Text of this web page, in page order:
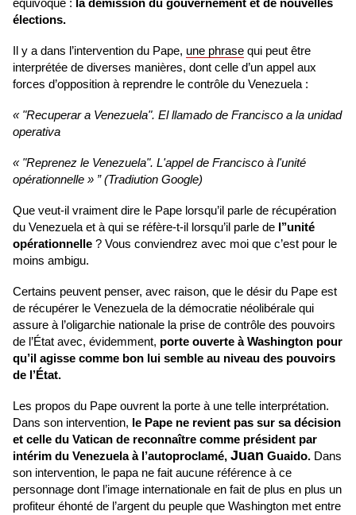
équivoque : la démission du gouvernement et de nouvelles
élections.
Il y a dans l’intervention du Pape, une phrase qui peut être
interprétée de diverses manières, dont celle d’un appel aux
forces d’opposition à reprendre le contrôle du Venezuela :
« "Recuperar a Venezuela". El llamado de Francisco a la unidad
operativa
« "Reprenez le Venezuela". L'appel de Francisco à l'unité
opérationnelle » ” (Tradiution Google)
Que veut-il vraiment dire le Pape lorsqu’il parle de récupération
du Venezuela et à qui se réfère-t-il lorsqu’il parle de l’’unité
opérationnelle ? Vous conviendrez avec moi que c’est pour le
moins ambigu.
Certains peuvent penser, avec raison, que le désir du Pape est
de récupérer le Venezuela de la démocratie néolibérale qui
assure à l’oligarchie nationale la prise de contrôle des pouvoirs
de l’État avec, évidemment, porte ouverte à Washington pour
qu’il agisse comme bon lui semble au niveau des pouvoirs
de l’État.
Les propos du Pape ouvrent la porte à une telle interprétation.
Dans son intervention, le Pape ne revient pas sur sa décision
et celle du Vatican de reconnaître comme président par
intérim du Venezuela à l’autoproclamé, Juan Guaido. Dans
son intervention, le papa ne fait aucune référence à ce
personnage dont l’image internationale en fait de plus en plus un
profiteur éhonté de l’argent du peuple que Washington met entre